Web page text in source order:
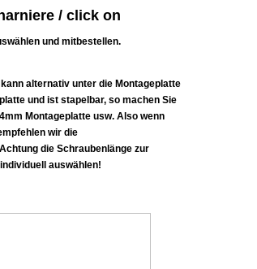
/ click on
und mitbestellen.
alternativ unter die Montageplatte
und ist stapelbar, so machen Sie
Montageplatte usw. Also wenn
wir die
die Schraubenlänge zur
auswählen!